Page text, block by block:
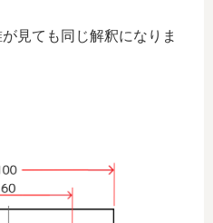
見ても同じ解釈になりま